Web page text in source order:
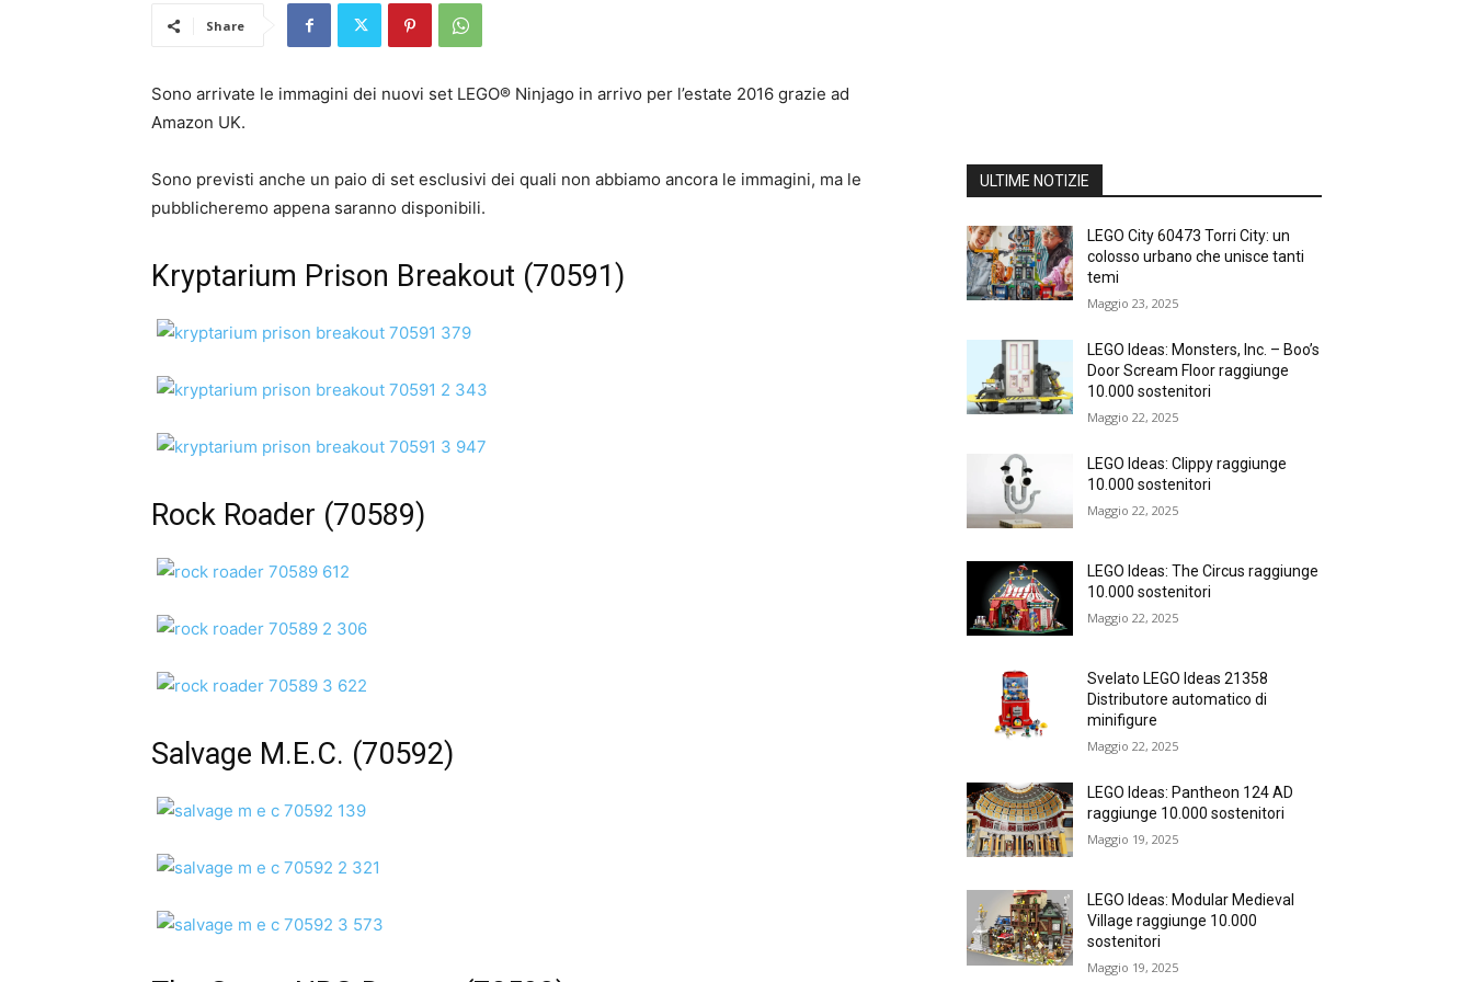
Share
Sono arrivate le immagini dei nuovi set LEGO® Ninjago in arrivo per l’estate 2016 grazie ad
Amazon UK.
Sono previsti anche un paio di set esclusivi dei quali non abbiamo ancora le immagini, ma le
pubblicheremo appena saranno disponibili.
Kryptarium Prison Breakout (70591)
Rock Roader (70589)
Salvage M.E.C. (70592)
ULTIME NOTIZIE
LEGO City 60473 Torri City: un
colosso urbano che unisce tanti
temi
Maggio 23, 2025
LEGO Ideas: Monsters, Inc. – Boo’s
Door Scream Floor raggiunge
10.000 sostenitori
Maggio 22, 2025
LEGO Ideas: Clippy raggiunge
10.000 sostenitori
Maggio 22, 2025
LEGO Ideas: The Circus raggiunge
10.000 sostenitori
Maggio 22, 2025
Svelato LEGO Ideas 21358
Distributore automatico di
minifigure
Maggio 22, 2025
LEGO Ideas: Pantheon 124 AD
raggiunge 10.000 sostenitori
Maggio 19, 2025
LEGO Ideas: Modular Medieval
Village raggiunge 10.000
sostenitori
Maggio 19, 2025